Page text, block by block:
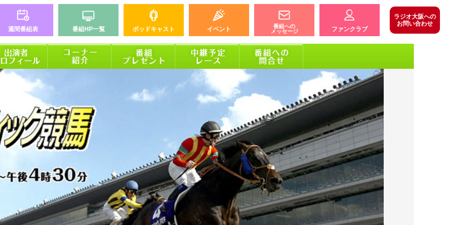
週間番組表 番組HP一覧 ポッドキャスト イベント
番組への
メッセージ
ファンクラブ
ラジオ大阪への
お問い合わせ